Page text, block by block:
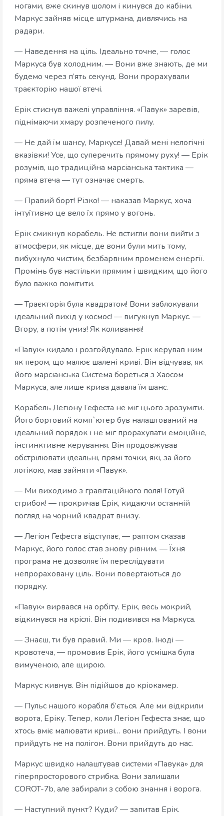
ногами, вже скинув шолом і кинувся до кабіни.
Маркус зайняв місце штурмана, дивлячись на
радари.
— Наведення на ціль. Ідеально точне, — голос
Маркуса був холодним. — Вони вже знають, де ми
будемо через п’ять секунд. Вони прорахували
траєкторію нашої втечі.
Ерік стиснув важелі управління. «Павук» заревів,
піднімаючи хмару розпеченого пилу.
— Не дай їм шансу, Маркусе! Давай мені нелогічні
вказівки! Усе, що суперечить прямому руху! — Ерік
розумів, що традиційна марсіанська тактика —
пряма втеча — тут означає смерть.
— Правий борт! Різко! — наказав Маркус, хоча
інтуїтивно це вело їх прямо у вогонь.
Ерік смикнув корабель. Не встигли вони вийти з
атмосфери, як місце, де вони були мить тому,
вибухнуло чистим, безбарвним променем енергії.
Промінь був настільки прямим і швидким, що його
було важко помітити.
— Траєкторія була квадратом! Вони заблокували
ідеальний вихід у космос! — вигукнув Маркус. —
Вгору, а потім униз! Як коливання!
«Павук» кидало і розгойдувало. Ерік керував ним
як пером, що малює шалені криві. Він відчував, як
його марсіанська Система бореться з Хаосом
Маркуса, але лише крива давала їм шанс.
Корабель Легіону Гефеста не міг цього зрозуміти.
Його бортовий комп`ютер був налаштований на
ідеальний порядок і не міг прорахувати емоційне,
інстинктивне керування. Він продовжував
обстрілювати ідеальні, прямі точки, які, за його
логікою, мав зайняти «Павук».
— Ми виходимо з гравітаційного поля! Готуй
стрибок! — прокричав Ерік, кидаючи останній
погляд на чорний квадрат внизу.
— Легіон Гефеста відступає, — раптом сказав
Маркус, його голос став знову рівним. — Їхня
програма не дозволяє їм переслідувати
непрораховану ціль. Вони повертаються до
порядку.
«Павук» вирвався на орбіту. Ерік, весь мокрий,
відкинувся на кріслі. Він подивився на Маркуса.
— Знаєш, ти був правий. Ми — кров. Іноді —
кровотеча, — промовив Ерік, його усмішка була
вимученою, але щирою.
Маркус кивнув. Він підійшов до кріокамер.
— Пульс нашого корабля б’ється. Але ми відкрили
ворота, Еріку. Тепер, коли Легіон Гефеста знає, що
хтось вміє малювати криві… вони прийдуть. І вони
прийдуть не на полігон. Вони прийдуть до нас.
Маркус швидко налаштував системи «Павука» для
гіперпросторового стрибка. Вони залишали
COROT-7b, але забирали з собою знання і ворога.
— Наступний пункт? Куди? — запитав Ерік.